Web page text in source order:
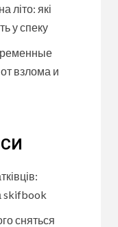
літо: які
у спеку
взлома и
skifbook
сняться